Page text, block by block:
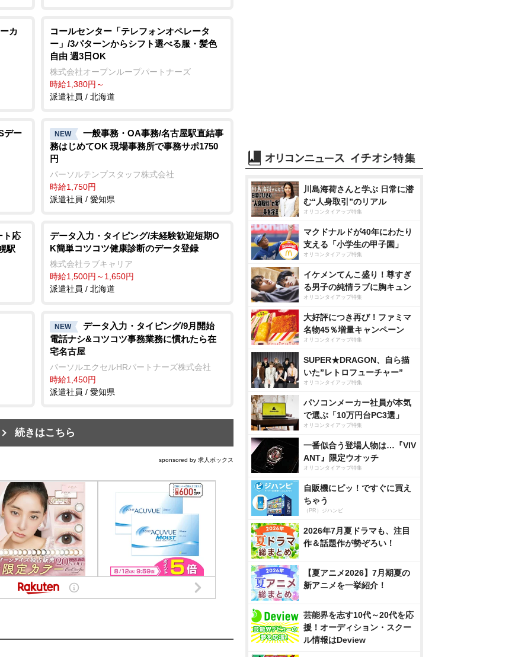
カ
コールセンター「テレフォンオペレータ
ー」/3パターンからシフト選べる服・髪色
自由 週3日OK
株式会社オープンループパートナーズ
時給1,380円～
派遣社員 / 北海道
デー NEW
一般事務・OA事務/名古屋駅直結事
務はじめてOK 現場事務所で事務サポ1750
円
パーソルテンプスタッフ株式会社
時給1,750円
派遣社員 / 愛知県
ト応
駅
データ入力・タイピング/未経験歓迎短期O
K簡単コツコツ健康診断のデータ登録
株式会社ラブキャリア
時給1,500円～1,650円
派遣社員 / 北海道
NEW
データ入力・タイピング/9月開始
電話ナシ&コツコツ事務業務に慣れたら在
宅名古屋
パーソルエクセルHRパートナーズ株式会社
時給1,450円
派遣社員 / 愛知県
続きはこちら
sponsored by 求人ボックス
川島海荷さんと学ぶ 日常に潜
む“人身取引”のリアル
オリコンタイアップ特集
マクドナルドが40年にわたり
支える「小学生の甲子園」
オリコンタイアップ特集
イケメンてんこ盛り！尊すぎ
る男子の純情ラブに胸キュン
オリコンタイアップ特集
大好評につき再び！ファミマ
名物45％増量キャンペーン
オリコンタイアップ特集
SUPER★DRAGON、自ら描
いた”レトロフューチャー”
オリコンタイアップ特集
パソコンメーカー社員が本気
で選ぶ「10万円台PC3選」
オリコンタイアップ特集
一番似合う登場人物は…『VIV
ANT』限定ウオッチ
オリコンタイアップ特集
自販機にピッ！ですぐに買え
ちゃう
（PR）ジハンピ
2026年7月夏ドラマも、注目
作＆話題作が勢ぞろい！
【夏アニメ2026】7月期夏の
新アニメを一挙紹介！
芸能界を志す10代～20代を応
援！オーディション・スクー
ル情報はDeview